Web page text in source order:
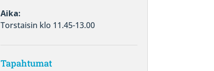
Aika:
Torstaisin klo 11.45-13.00
Tapahtumat